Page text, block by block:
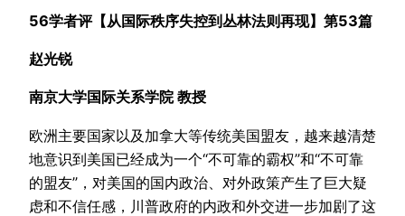
56学者评【从国际秩序失控到丛林法则再现】第53篇
赵光锐
南京大学国际关系学院教授
欧洲主要国家以及加拿大等传统美国盟友，越来越清楚
地意识到美国已经成为一个“不可靠的霸权”和“不可靠
的盟友”，对美国的国内政治、对外政策产生了巨大疑
虑和不信任感，川普政府的内政和外交进一步加剧了这